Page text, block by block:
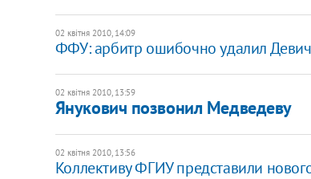
02 квітня 2010, 14:09
ФФУ: арбитр ошибочно удалил
02 квітня 2010, 13:59
Янукович позвонил Медведеву
02 квітня 2010, 13:56
Коллективу ФГИУ представили